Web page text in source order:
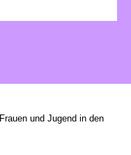
und Jugend in den